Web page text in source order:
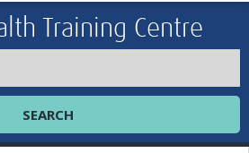
Training Centre
SEARCH